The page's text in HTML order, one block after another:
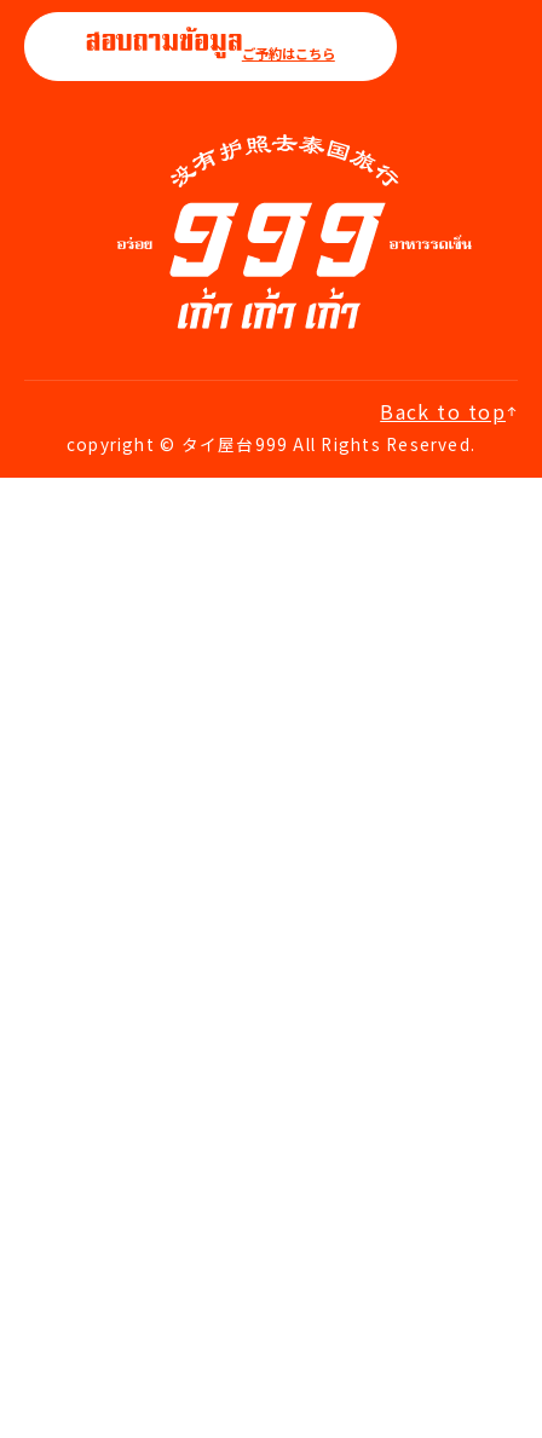
ご予約はこちら
copyright © タイ屋台999 All Rights Reserved.
Back to top